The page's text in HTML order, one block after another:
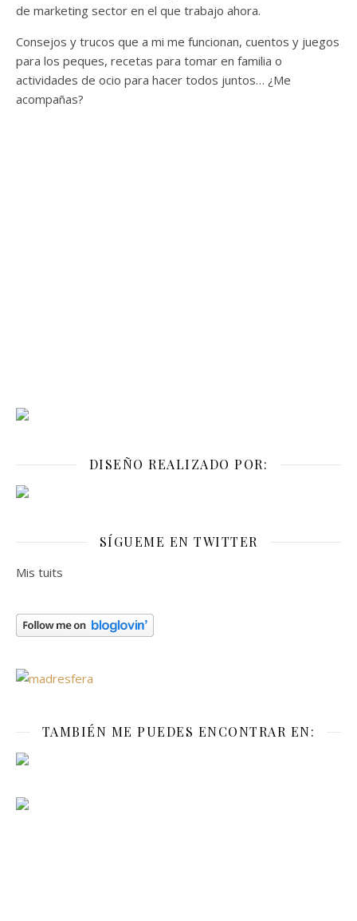
de marketing sector en el que trabajo ahora.
Consejos y trucos que a mi me funcionan, cuentos y juegos
para los peques, recetas para tomar en familia o
actividades de ocio para hacer todos juntos… ¿Me
acompañas?
DISEÑO REALIZADO POR:
SÍGUEME EN TWITTER
Mis tuits
TAMBIÉN ME PUEDES ENCONTRAR EN: